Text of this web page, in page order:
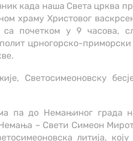
када наша Света црква
храму Христовог
са почетком у 9 часова,
црногорско-приморски
Светосимеоновску
па до Немањиног града
– Свети Симеон
литија,